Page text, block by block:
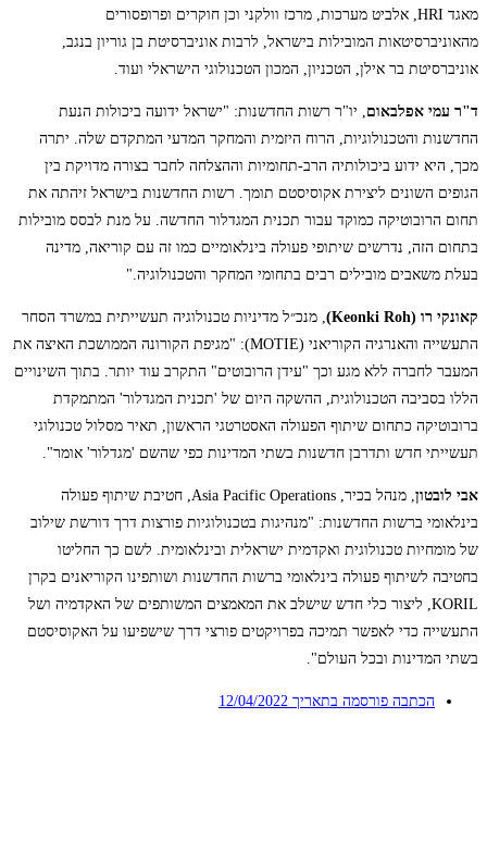
מאגד HRI, אלביט מערכות, מרכז וולקני וכן חוקרים ופרופסורים
מהאוניברסיטאות המובילות בישראל, לרבות אוניברסיטת בן גוריון בנגב,
אוניברסיטת בר אילן, הטכניון, המכון הטכנולוגי הישראלי ועוד.
ד"ר עמי אפלבאום, יו"ר רשות החדשנות: "ישראל ידועה ביכולות הנעת
החדשנות והטכנולוגיות, הרוח היזמית והמחקר המדעי המתקדם שלה. יתרה
מכך, היא ידוע ביכולותיה הרב-תחומיות וההצלחה לחבר בצורה מדויקת בין
הגופים השונים ליצירת אקוסיסטם תומך. רשות החדשנות בישראל זיהתה את
תחום הרובוטיקה כמוקד עבור תכנית המגדלור החדשה. על מנת לבסס מובילות
בתחום הזה, נדרשים שיתופי פעולה בינלאומיים כמו זה עם קוריאה, מדינה
בעלת משאבים מובילים רבים בתחומי המחקר והטכנולוגיה."
קאונקי רו (Keonki Roh)
, מנכ״ל מדיניות טכנולוגיה תעשייתית במשרד הסחר
התעשייה והאנרגיה הקוריאני (MOTIE): "מגיפת הקורונה הממושכת האיצה את
המעבר לחברה ללא מגע וכך "עידן הרובוטים" התקרב עוד יותר. בתוך השינויים
הללו בסביבה הטכנולוגית, ההשקה היום של 'תכנית המגדלור' המתמקדת
ברובוטיקה כתחום שיתוף הפעולה האסטרטגי הראשון, תאיר מסלול טכנולוגי
תעשייתי חדש ותדרבן חדשנות בשתי המדינות כפי שהשם 'מגדלור' אומר".
אבי לובטון
, מנהל בכיר, Asia Pacific Operations, חטיבת שיתוף פעולה
בינלאומי ברשות החדשנות: "מנהיגות בטכנולוגיות פורצות דרך דורשת שילוב
של מומחיות טכנולוגית ואקדמית ישראלית ובינלאומית. לשם כך החליטו
בחטיבה לשיתוף פעולה בינלאומי ברשות החדשנות ושותפינו הקוריאנים בקרן
KORIL, ליצור כלי חדש שישלב את המאמצים המשותפים של האקדמיה ושל
התעשייה כדי לאפשר תמיכה בפרויקטים פורצי דרך שישפיעו על האקוסיסטם
בשתי המדינות ובכל העולם".
הכתבה פורסמה בתאריך 12/04/2022